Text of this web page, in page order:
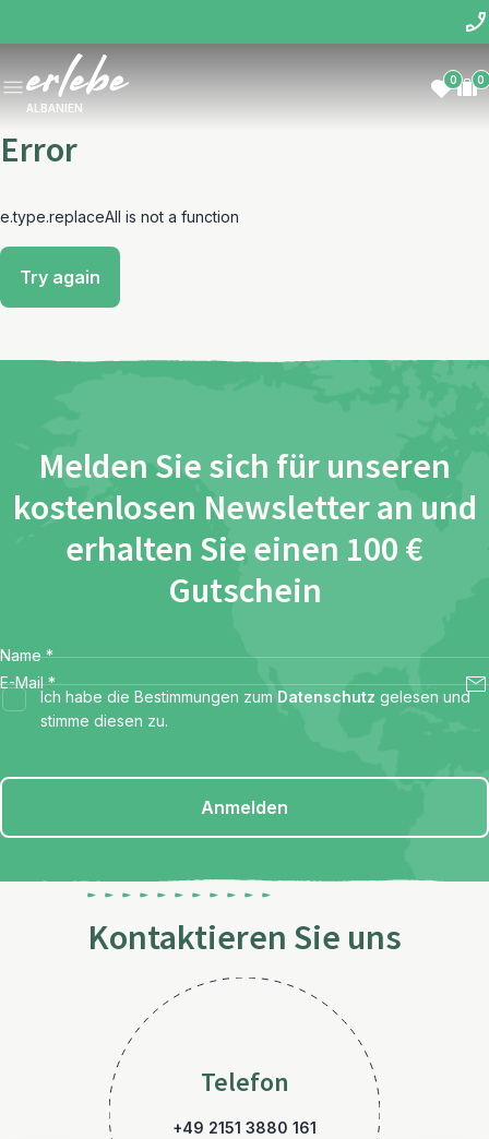
ALBANIEN
0 0
Error
e.type.replaceAll is not a function
Try again
Melden Sie sich für unseren
kostenlosen Newsletter an und
erhalten Sie einen 100 €
Gutschein
Name *
E-Mail *
Ich habe die Bestimmungen zum Datenschutz gelesen und
stimme diesen zu.
Anmelden
Kontaktieren Sie uns
Telefon
+49 2151 3880 161